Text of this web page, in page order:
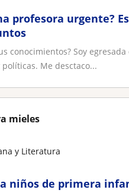
profesora urgente?
conocimientos? Soy
Me desctaco...
mieles
y Literatura
niños de primera